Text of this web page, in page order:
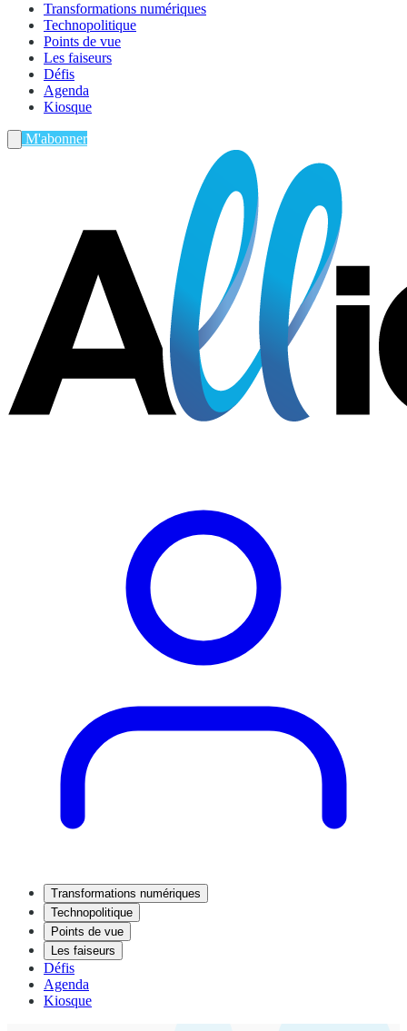
Transformations numériques
Technopolitique
Points de vue
Les faiseurs
Défis
Agenda
Kiosque
M'abonner
Transformations numériques
Technopolitique
Points de vue
Les faiseurs
Défis
Agenda
Kiosque